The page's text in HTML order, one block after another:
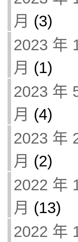
月 (3)
2023 年
月 (1)
2023 年
月 (4)
2023 年
月 (2)
2022 年
月 (13)
2022 年